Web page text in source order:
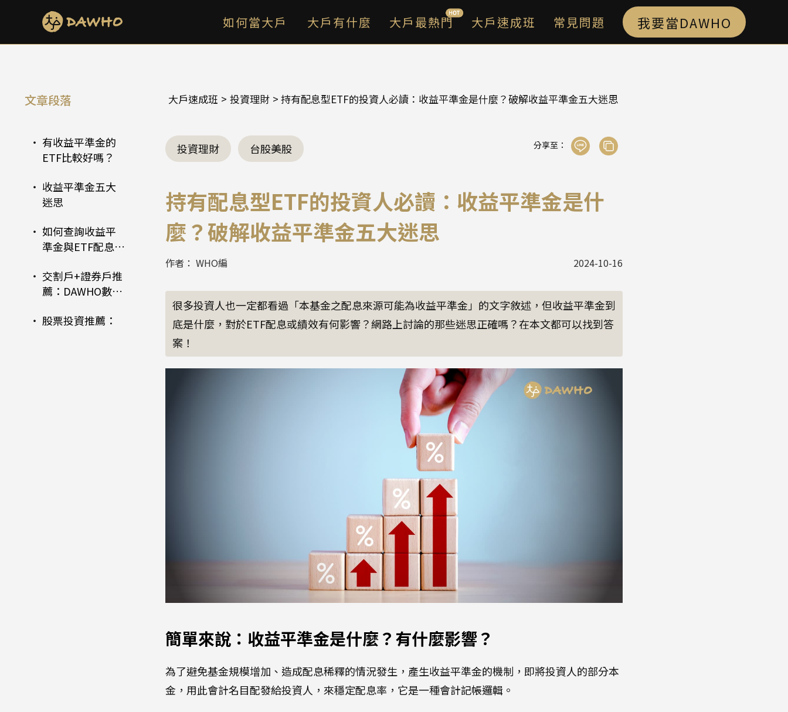
如何當大戶 大戶有什麼 大戶最熱門 大戶速成班 常見問題 我要當DAWHO
文章段落
簡單來說：收益
平準金是什麼？
收益平準金如何
有收益平準金的
ETF比較好嗎？
收益平準金五大
迷思
如何查詢收益平
準金與ETF配息
交割戶+證券戶推
薦：DAWHO數位
大戶投，銀證雙
股票投資推薦：
大戶速成班 > 投資理財 > 持有配息型ETF的投資人必讀：收益平準金是什麼？破解收益平準金五大迷思
投資理財 台股美股 分享至：
持有配息型ETF的投資人必讀：收益平準金是什
麼？破解收益平準金五大迷思
作者： WHO編 2024-10-16
很多投資人也一定都看過「本基金之配息來源可能為收益平準金」的文字敘述，但收益平準金到
底是什麼，對於ETF配息或績效有何影響？網路上討論的那些迷思正確嗎？在本文都可以找到答
案！
簡單來說：收益平準金是什麼？有什麼影響？
為了避免基金規模增加、造成配息稀釋的情況發生，產生收益平準金的機制，即將投資人的部分本
金，用此會計名目配發給投資人，來穩定配息率，它是一種會計記帳邏輯。